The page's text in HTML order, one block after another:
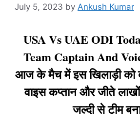
July 5, 2023 by Ankush Kumar
USA Vs UAE ODI
Team Captain And
आज के मैच में इस खिलाड़ी को
वाइस कप्तान और जीते
जल्दी से टीम